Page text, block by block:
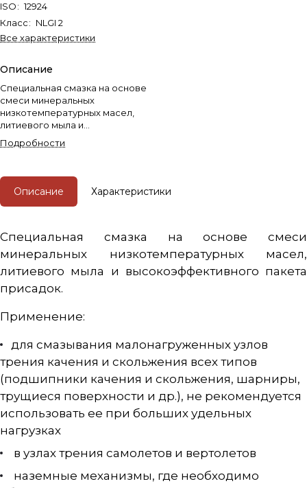
ISO: 12924
Класс: NLGI 2
Все характеристики
Описание
Специальная смазка на основе
смеси минеральных
низкотемпературных масел,
литиевого мыла и
высокоэффективного пакета
присадок.
Подробности
Описание Характеристики
Специальная смазка на основе смеси
минеральных низкотемпературных масел,
литиевого мыла и высокоэффективного пакета
присадок.
Применение:
для смазывания малонагруженных узлов
трения качения и скольжения всех типов
(подшипники качения и скольжения, шарниры,
трущиеся поверхности и др.), не рекомендуется
использовать ее при больших удельных
нагрузках
в узлах трения самолетов и вертолетов
наземные механизмы, где необходимо